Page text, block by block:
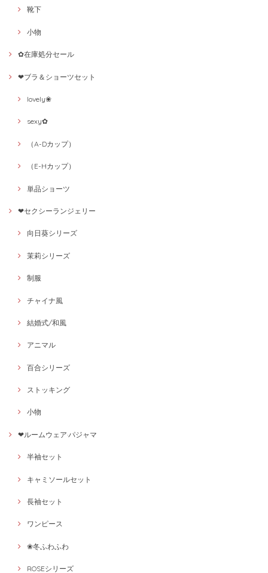
靴下
小物
✿在庫処分セール
❤ブラ＆ショーツセット
lovely❀
sexy✿
（A-Dカップ）
（E-Hカップ）
単品ショーツ
❤セクシーランジェリー
向日葵シリーズ
茉莉シリーズ
制服
チャイナ風
結婚式/和風
アニマル
百合シリーズ
ストッキング
小物
❤ルームウェア·パジャマ
半袖セット
キャミソールセット
長袖セット
ワンピース
❀冬ふわふわ
ROSEシリーズ